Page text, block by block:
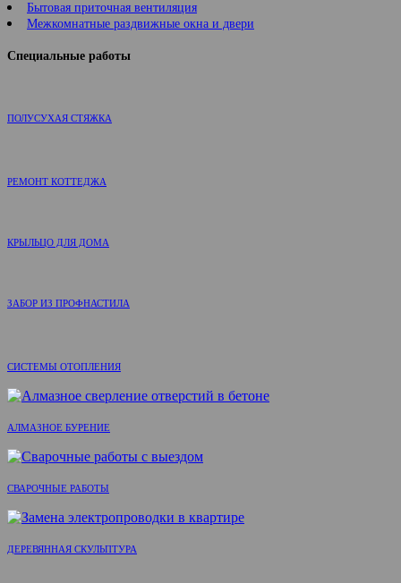
Бытовая приточная вентиляция
Межкомнатные раздвижные окна и двери
Специальные работы
ПОЛУСУХАЯ СТЯЖКА
РЕМОНТ КОТТЕДЖА
КРЫЛЬЦО ДЛЯ ДОМА
ЗАБОР ИЗ ПРОФНАСТИЛА
СИСТЕМЫ ОТОПЛЕНИЯ
АЛМАЗНОЕ БУРЕНИЕ
СВАРОЧНЫЕ РАБОТЫ
ДЕРЕВЯННАЯ СКУЛЬПТУРА